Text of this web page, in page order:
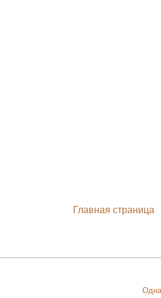
Главная страница